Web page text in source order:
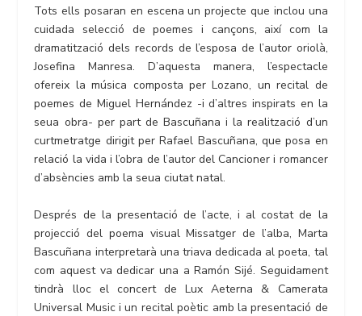
Tots ells posaran en escena un projecte que inclou una
cuidada selecció de poemes i cançons, així com la
dramatització dels records de l’esposa de l’autor oriolà,
Josefina Manresa. D’aquesta manera, l’espectacle
ofereix la música composta per Lozano, un recital de
poemes de Miguel Hernández -i d’altres inspirats en la
seua obra- per part de Bascuñana i la realització d’un
curtmetratge dirigit per Rafael Bascuñana, que posa en
relació la vida i l’obra de l’autor del Cancioner i romancer
d’absències amb la seua ciutat natal.
Després de la presentació de l’acte, i al costat de la
projecció del poema visual Missatger de l’alba, Marta
Bascuñana interpretarà una triava dedicada al poeta, tal
com aquest va dedicar una a Ramón Sijé. Seguidament
tindrà lloc el concert de Lux Aeterna & Camerata
Universal Music i un recital poètic amb la presentació de